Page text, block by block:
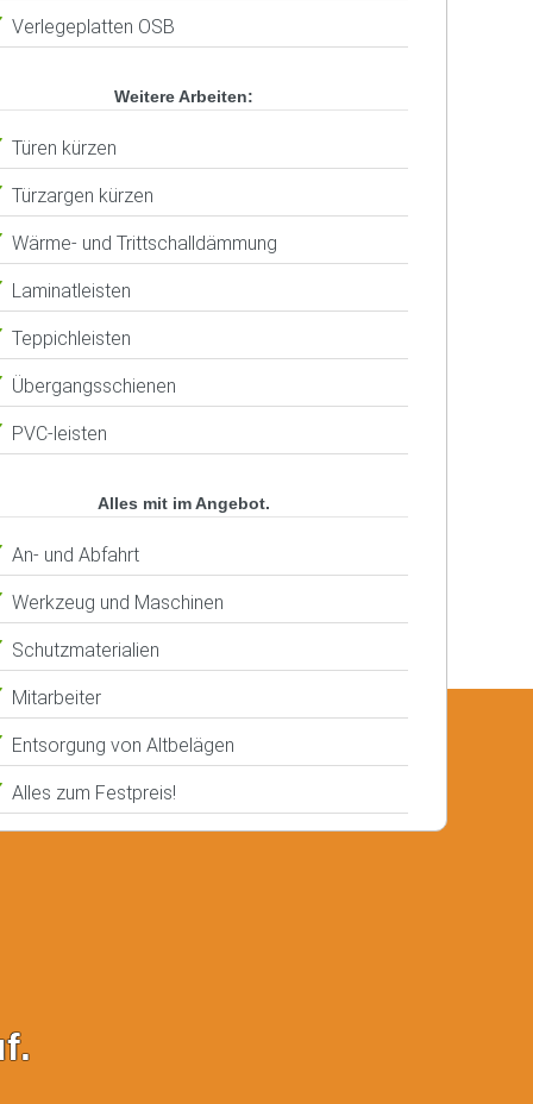
Verlegeplatten OSB
Weitere Arbeiten:
Türen kürzen
Türzargen kürzen
Wärme- und Trittschalldämmung
Laminatleisten
Teppichleisten
Übergangsschienen
PVC-leisten
Alles mit im Angebot.
An- und Abfahrt
Werkzeug und Maschinen
Schutzmaterialien
Mitarbeiter
Entsorgung von Altbelägen
Alles zum Festpreis!